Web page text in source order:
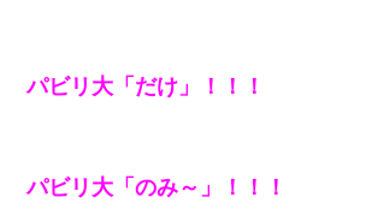
パビリ大「だけ」！！！
パビリ大「のみ～」！！！